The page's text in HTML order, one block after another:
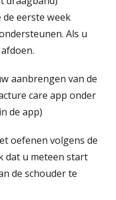
de eerste week
Als u
aanbrengen van de
care app onder
de app)
oefenen volgens de
dat u meteen start
de schouder te